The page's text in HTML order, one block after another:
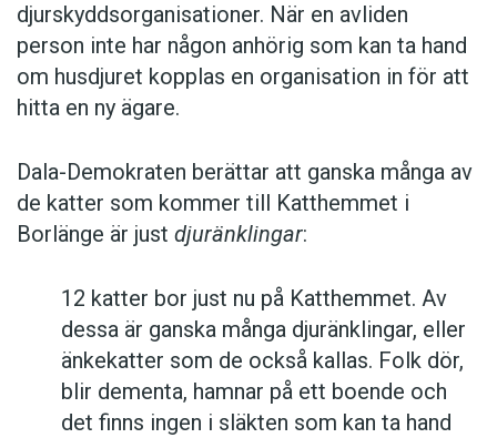
djurskyddsorganisationer. När en avliden
person inte har någon anhörig som kan ta hand
om husdjuret kopplas en organisation in för att
hitta en ny ägare.
Dala-Demokraten berättar att ganska många av
de katter som kommer till Katthemmet i
Borlänge är just djuränklingar:
12 katter bor just nu på Katthemmet. Av
dessa är ganska många djuränklingar, eller
änkekatter som de också kallas. Folk dör,
blir dementa, hamnar på ett boende och
det finns ingen i släkten som kan ta hand